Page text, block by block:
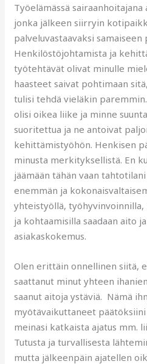
Työelämässä
jonka jälkeen siirryin
palveluvastaavaksi samaiseen
Henkilöstöjohtamista ja
työtehtävät olivat minulle
haasteet saivat pohtimaan
tulisi tehdä vieläkin
olisi oikea liike ja minne
suoritettua ja ne antoivat
kehittämistyöhön. Henkisen
minusta merkityksellistä. En
jäämään tähän vaan
enemmän ja
yhteistyöllä, työhyvinvoinnilla,
ja kohtaamisilla saadaan aito
asiakaskokemus.
Olen erittäin onnellinen siitä,
saattanut minut yhteen
saanut aitoja ystäviä. Nämä
myötävaikuttaneet
meinasi katkaista ajatus mm.
Tutusta ja turvallisesta
mutta jälkeenpäin ajatellen